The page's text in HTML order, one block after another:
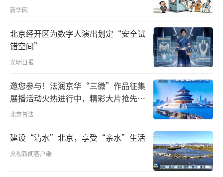
新华网
北京经开区为数字人演出划定“安全试
错空间”
光明日报
邀您参与！法润京华“三微”作品征集
展播活动火热进行中，精彩大片抢先看
～
北京普法
建设“清水”北京，享受“亲水”生活
央视新闻客户端